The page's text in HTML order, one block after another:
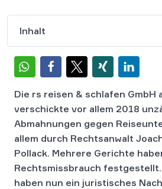
Inhalt
Die rs reisen & schlafen GmbH
verschickte vor allem 2018
Abmahnungen gegen
allem durch Rechtsanwalt
Pollack. Mehrere Gerichte
Rechtsmissbrauch festgestellt.
haben nun ein juristisches